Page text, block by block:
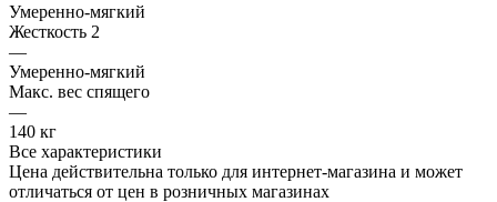
Умеренно-мягкий
Жесткость 2
—
Умеренно-мягкий
Макс. вес спящего
—
140 кг
Все характеристики
Цена действительна только для интернет-магазина и может
отличаться от цен в розничных магазинах